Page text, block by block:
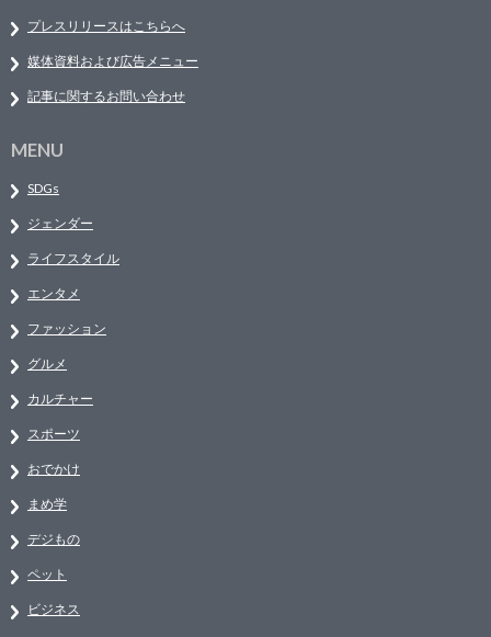
プレスリリースはこちらへ
媒体資料および広告メニュー
記事に関するお問い合わせ
MENU
SDGs
ジェンダー
ライフスタイル
エンタメ
ファッション
グルメ
カルチャー
スポーツ
おでかけ
まめ学
デジもの
ペット
ビジネス